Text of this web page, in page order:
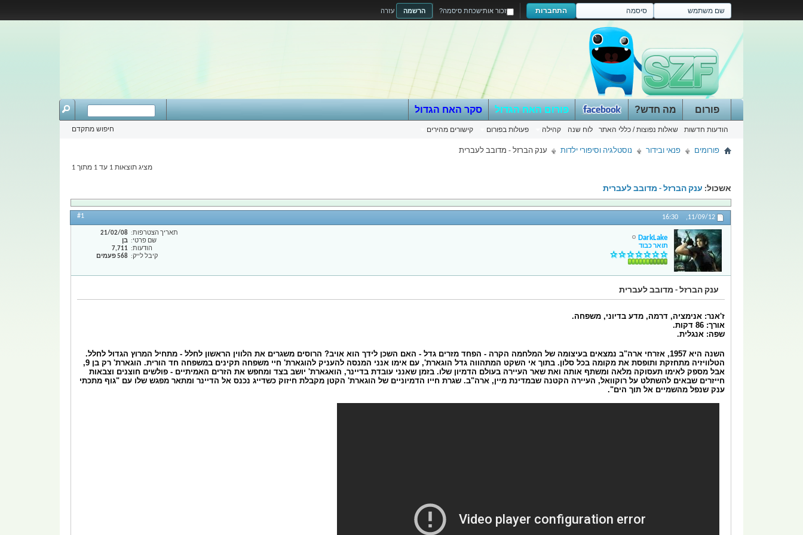
הרשמה עזרה התחברות זכור אותישכחת סיסמה?
פורום
הודעות חדשות שאלות נפוצות / כללי האתר לוח שנה קהילה פעולות בפורום קישורים מהירים
מה חדש? פורום האח הגדול סקר האח הגדול
חיפוש מתקדם
פורומים פנאי ובידור נוסטלגיה וסיפורי ילדות ענק הברזל - מדובב לעברית
מציג תוצאות 1 עד 1 מתוך 1
אשכול: ענק הברזל - מדובב לעברית
11/09/12,
16:30
#1
DarkLake
תואר כבוד
תאריך הצטרפות
21/02/08
שם פרטי
בן
הודעות
7,711
קיבל לייק
568 פעמים
ענק הברזל - מדובב לעברית
ז'אנר: אנימציה, דרמה, מדע בדיוני, משפחה.
אורך: 86 דקות.
שפה: אנגלית.
השנה היא 1957, אזרחי ארה"ב נמצאים בעיצומה של המלחמה הקרה - הפחד מזרים גדל - האם השכן לידך הוא אויב? הרוסים משגרים את הלווין הראשון לחלל - מתחיל המרוץ הגדול לחלל.
הטלוויזיה מתחזקת ותופסת את מקומה בכל סלון. בתוך אי השקט המתהווה גדל הוגארת', עם אימו אנני המנסה להעניק להוגארת' חיי משפחה תקינים במשפחה חד הורית. הוגארת' רק בן 9,
אבל מספק לאימו תעסוקה מלאה ומשתף אותה ואת שאר העיירה בעולם הדמיון שלו. בזמן שאנני עובדת בדיינר, הואגארת' יושב בצד ומחפש את הזרים האמיתיים - פולשים חוצנים וצבאות
חייזרים שבאים להשתלט על רוקוואל, העיירה הקטנה שבמדינת מיין, ארה"ב. שגרת חייו הדמיוניים של הוגארת' הקטן מקבלת חיזוק כשדייג נכנס אל הדיינר ומתאר מפגש שלו עם "גוף מתכתי
ענק שנפל מהשמיים אל תוך הים".